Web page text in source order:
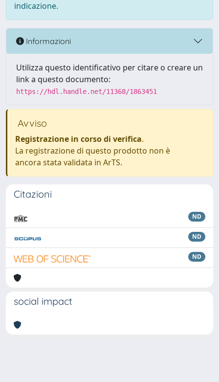
indicazione.
Informazioni
Utilizza questo identificativo per citare o creare un
link a questo documento:
https://hdl.handle.net/11368/1863451
Avviso
Registrazione in corso di verifica.
La registrazione di questo prodotto non è
ancora stata validata in ArTS.
Citazioni
ND
ND
ND
social impact